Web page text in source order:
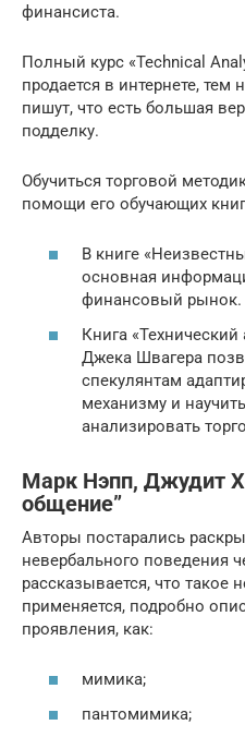
финансиста.
Полный курс «Technical
продается в интернете, тем
пишут, что есть большая
подделку.
Обучиться торговой
помощи его обучающих
В книге
основная
финансовый рынок.
Книга
Джека Швагера
спекулянтам
механизму и
анализировать
Марк Нэпп, Джудит
общение”
Авторы постарались
невербального поведения
рассказывается, что такое
применяется, подробно
проявления, как:
мимика;
пантомимика;